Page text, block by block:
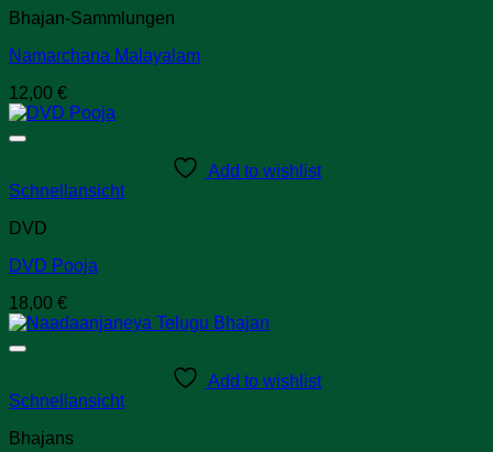
Bhajan-Sammlungen
Namarchana Malayalam
12,00 €
Add to wishlist
Schnellansicht
DVD
DVD Pooja
18,00 €
Add to wishlist
Schnellansicht
Bhajans